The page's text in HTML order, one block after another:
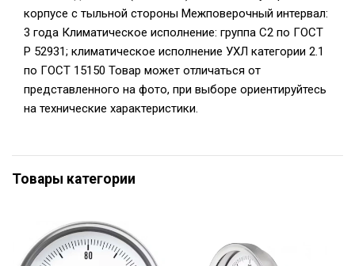
корпусе с тыльной стороны Межповерочный интервал:
3 года Климатическое исполнение: группа C2 по ГОСТ
Р 52931; климатическое исполнение УХЛ категории 2.1
по ГОСТ 15150 Товар может отличаться от
представленного на фото, при выборе ориентируйтесь
на технические характеристики.
Товары категории